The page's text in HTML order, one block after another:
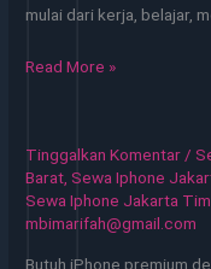
mulai dari kerja, belajar,
Sewa
Termurah
di
Jakarta
Barat
Read More »
Tinggalkan Komentar /
Barat Sewa Iphone
Sewa Iphone Jakarta
mbimarifah@gmail.com
Butuh iPhone premium